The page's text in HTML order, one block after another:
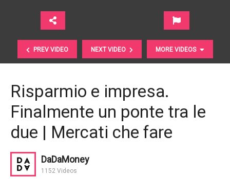
PREV VIDEO NEXT VIDEO MORE VIDEOS
ENERGY FOR PERFORMANCE: OLTRE I PROPRI
Risparmio e impresa.
Finalmente un ponte tra le
due | Mercati che fare
DaDaMoney
1152 Videos